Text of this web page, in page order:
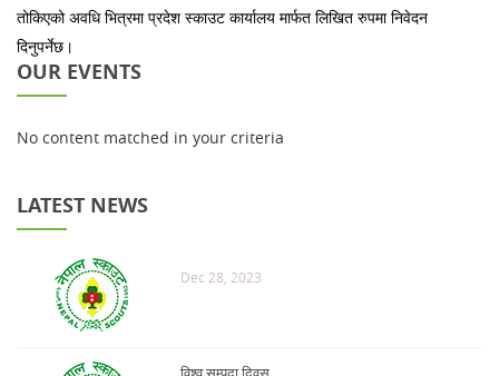
तोकिएको अवधि भित्रमा प्रदेश स्काउट कार्यालय मार्फत लिखित रुपमा निवेदन
दिनुपर्नेछ।
OUR EVENTS
No content matched in your criteria
LATEST NEWS
Dec 28, 2023